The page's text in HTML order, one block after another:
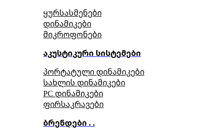
ყურსასმენები
დინამიკები
მიკროფონები
აკუსტიკური სისტემები
პორტატული დინამიკები
სახლის დინამიკები
PC დინამიკები
ფირსაკრავები
ბრენდები . .